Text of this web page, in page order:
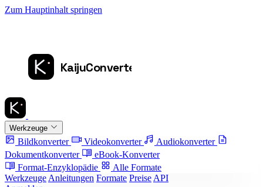
Zum Hauptinhalt springen
Werkzeuge
Bildkonverter Videokonverter
Audiokonverter
Dokumentkonverter
eBook-Konverter
Format-Enzyklopädie
Alle Formate
Werkzeuge Anleitungen Formate Preise API